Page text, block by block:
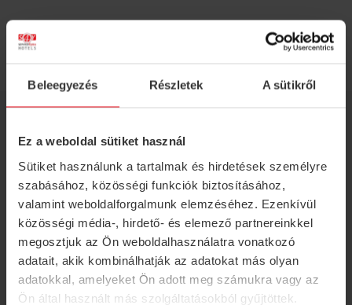
Beleegyezés Részletek A sütikről
Ez a weboldal sütiket használ
Sütiket használunk a tartalmak és hirdetések személyre
szabásához, közösségi funkciók biztosításához,
valamint weboldalforgalmunk elemzéséhez. Ezenkívül
közösségi média-, hirdető- és elemező partnereinkkel
megosztjuk az Ön weboldalhasználatra vonatkozó
adatait, akik kombinálhatják az adatokat más olyan
adatokkal, amelyeket Ön adott meg számukra vagy az
Ön által használt más szolgáltatásokból gyűjtöttek.
PRE HOSTÍ
recepcio@fonixresort.hu
+36 35 371 527
+36 30 251 5464
SERVICE 4 YOU SPRÁVY